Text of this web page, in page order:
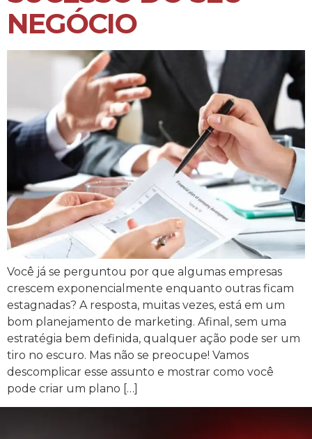
NEGÓCIO
Você já se perguntou por que algumas empresas
crescem exponencialmente enquanto outras ficam
estagnadas? A resposta, muitas vezes, está em um
bom planejamento de marketing. Afinal, sem uma
estratégia bem definida, qualquer ação pode ser um
tiro no escuro. Mas não se preocupe! Vamos
descomplicar esse assunto e mostrar como você
pode criar um plano […]